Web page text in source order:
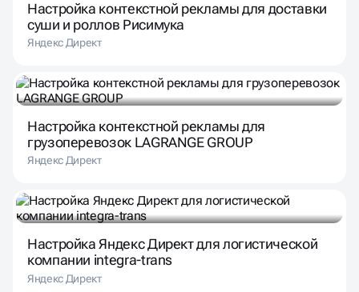
Настройка контекстной рекламы для доставки
суши и роллов Рисимука
Яндекс Директ
Настройка контекстной рекламы для
грузоперевозок LAGRANGE GROUP
Яндекс Директ
Настройка Яндекс Директ для логистической
компании integra-trans
Яндекс Директ